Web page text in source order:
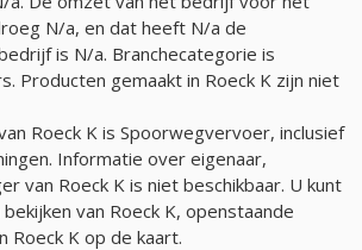
N/a, en dat heeft N/a de
is N/a. Branchecategorie is
Producten gemaakt in Roeck K zijn niet
Roeck K is Spoorwegvervoer, inclusief
Informatie over eigenaar,
van Roeck K is niet beschikbaar. U kunt
van Roeck K, openstaande
Roeck K op de kaart.